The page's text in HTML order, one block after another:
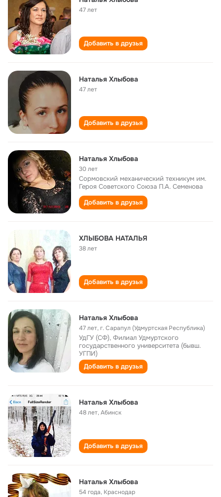
47 лет
Добавить в друзья
Наталья Хлыбова
47 лет
Добавить в друзья
Наталья Хлыбова
30 лет
Сормовский механический техникум им.
Героя Советского Союза П.А. Семенова
Добавить в друзья
ХЛЫБОВА НАТАЛЬЯ
38 лет
Добавить в друзья
Наталья Хлыбова
47 лет,г. Сарапул (Удмуртская Республика)
УдГУ (СФ), Филиал Удмуртского
государственного университета (бывш.
УГПИ)
Добавить в друзья
Наталья Хлыбова
48 лет,Абинск
Добавить в друзья
Наталья Хлыбова
54 года, Краснодар